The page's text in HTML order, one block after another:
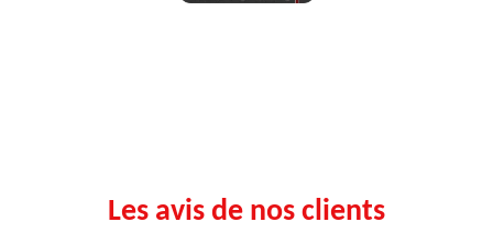
Les avis de nos clients